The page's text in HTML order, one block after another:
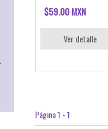
$59.00 MXN
Ver detalle
Página 1 - 1